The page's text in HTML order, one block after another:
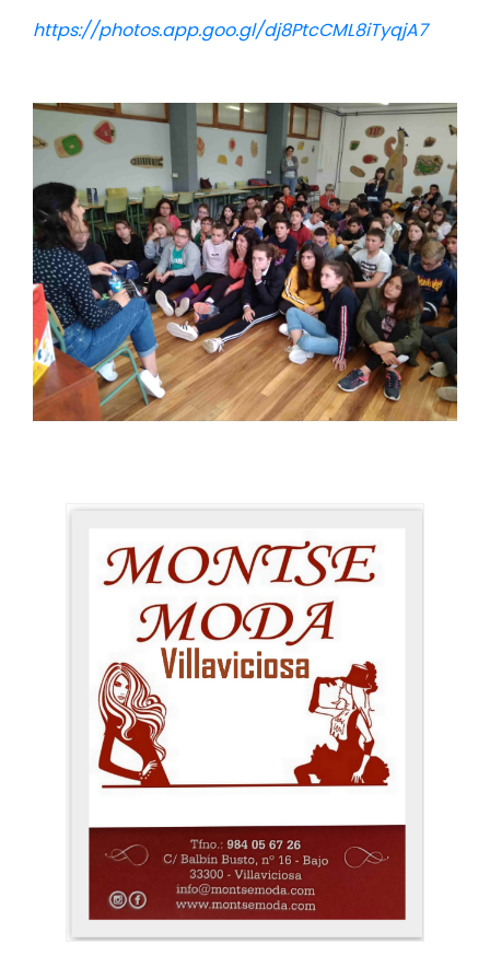
https://photos.app.goo.gl/dj8PtcCML8iTyqjA7